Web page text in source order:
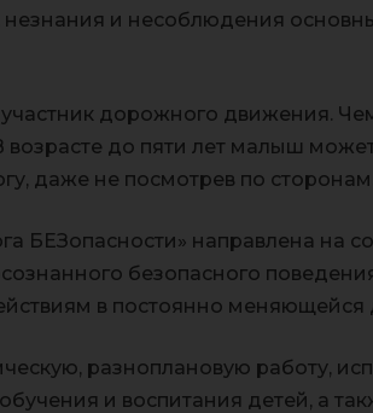
и несоблюдения
дорожного движения.
возрасте до пяти лет малыш
даже не посмотрев по сторонам.
БЕЗопасности» направлена на
безопасного
в постоянно меняющейся
разноплановую работу,
и воспитания детей, а